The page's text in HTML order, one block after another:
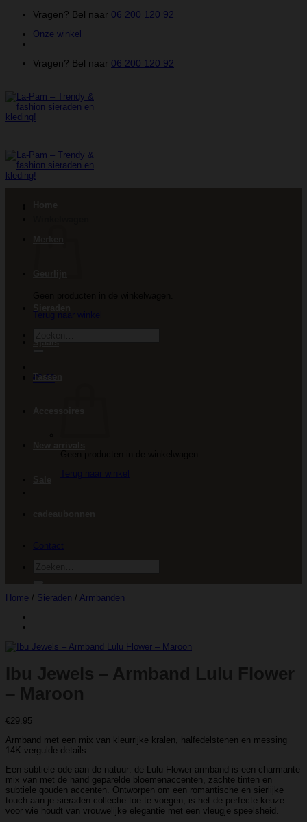
inhoud
Vragen? Bel naar 06 200 120 92
Onze winkel
Vragen? Bel naar 06 200 120 92
Terug naar winkel
€0.00
Tassen
Home / Sieraden / Armbanden
Ibu Jewels – Armband Lulu Flower
– Maroon
€29.95
Armband met een mix van kleurrijke kralen, halfedelstenen en messing
14K vergulde details
Een subtiele ode aan de natuur: de Lulu Flower armband is een charmante
mix van met de hand geparelde bloemenaccenten, zachte tinten en
subtiele gouden accenten. Ontworpen om een ​​romantische en sierlijke
touch aan je sieraden collectie toe te voegen, is het de perfecte keuze
voor wie houdt van vrouwelijke elegantie met een vleugje speelsheid.